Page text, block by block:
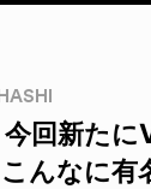
回新た
んなに